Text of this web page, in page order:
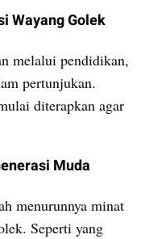
Wayang Golek
melalui pendidikan,
pertunjukan.
diterapkan agar
Muda
menurunnya minat
Seperti yang